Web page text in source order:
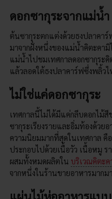
ดอกซากุระจากแม่น้ำ
ต้นซากุระตกแต่งด้วยธงปลาคา
มาจากฝั่งหนึ่งของแม่น้ำคิตะคามิ
แม่น้ำไปชมเทศกาลดอกซากุระ
แล้วลอดใต้ธงปลาคาร์ฟซึ่งพลิ้ว
ไม่ใช่แค่ดอกซากุระ
เทศกาลนี้ไม่ได้มีแค่กลีบดอกไม้
ซากุระเรียงรายและอิ่มท้องด้วย
ความนิยมมากที่สุดในเทศกาล คื
ประกอบไปด้วยเนื้อวัว เนื้อหมู ร
ผสมทั้งหมดผลิตใน บริเวณคิตะค
จากหนึ่งในร้านขายอาหารมาก